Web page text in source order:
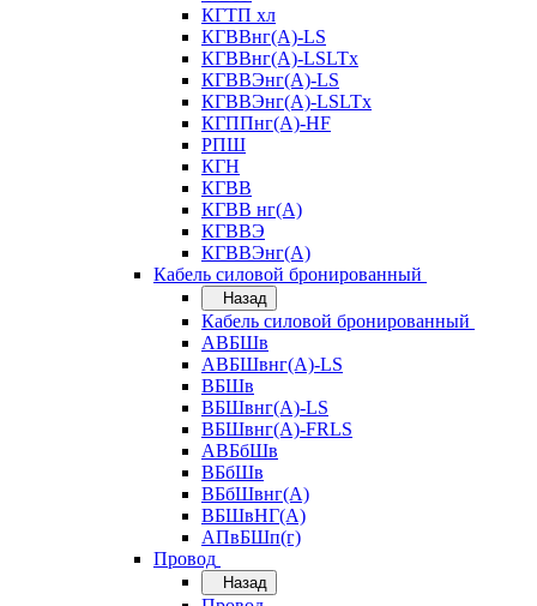
КГТП хл
КГВВнг(А)-LS
КГВВнг(А)-LSLTx
КГВВЭнг(А)-LS
КГВВЭнг(А)-LSLTx
КГППнг(А)-HF
РПШ
КГН
КГВВ
КГВВ нг(А)
КГВВЭ
КГВВЭнг(А)
Кабель силовой бронированный
Назад
Кабель силовой бронированный
АВБШв
АВБШвнг(А)-LS
ВБШв
ВБШвнг(А)-LS
ВБШвнг(А)-FRLS
АВБбШв
ВБбШв
ВБбШвнг(А)
ВБШвНГ(А)
АПвБШп(г)
Провод
Назад